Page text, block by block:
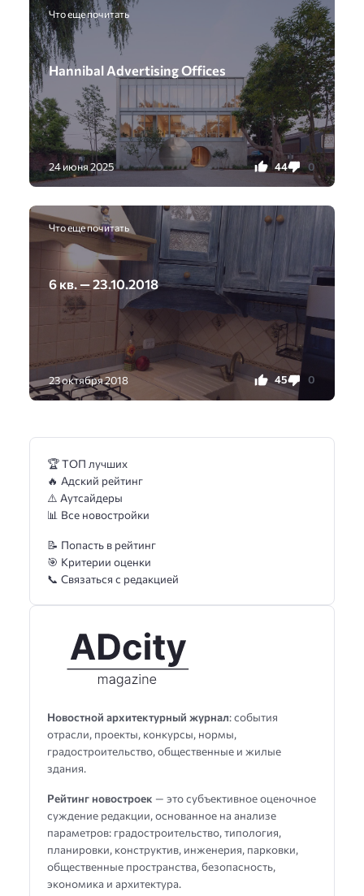
Что еще почитать
Hannibal Advertising Offices
24 июня 2025 44 0
Что еще почитать
6 кв. — 23.10.2018
23 октября 2018 45 0
Новостной архитектурный журнал: события
отрасли, проекты, конкурсы, нормы,
градостроительство, общественные и жилые
здания.
Рейтинг новостроек — это субъективное оценочное
суждение редакции, основанное на анализе
параметров: градостроительство, типология,
планировки, конструктив, инженерия, парковки,
общественные пространства, безопасность,
экономика и архитектура.
🏆 ТОП лучших
🔥 Адский рейтинг
⚠️ Аутсайдеры
📊 Все новостройки
📝 Попасть в рейтинг
🎯 Критерии оценки
📞 Связаться с редакцией